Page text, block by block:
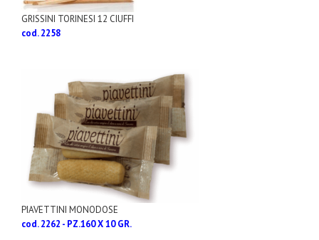
GRISSINI TORINESI 12 CIUFFI
cod. 2258
PIAVETTINI MONODOSE
cod. 2262 - PZ.160 X 10 GR.